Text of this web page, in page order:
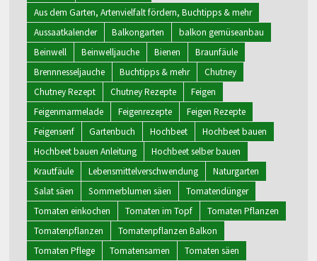
Aus dem Garten, Artenvielfalt fördern, Buchtipps & mehr
Aussaatkalender
Balkongarten
balkon gemüseanbau
Beinwell
Beinwelljauche Bienen
Braunfäule
Brennnesseljauche
Buchtipps & mehr
Chutney
Chutney Rezept
Chutney Rezepte
Feigen
Feigenmarmelade
Feigenrezepte
Feigen Rezepte
Feigensenf
Gartenbuch Hochbeet
Hochbeet bauen
Hochbeet bauen Anleitung
Hochbeet selber bauen
Krautfäule
Lebensmittelverschwendung
Naturgarten
Salat säen
Sommerblumen säen
Tomatendünger
Tomaten einkochen
Tomaten im Topf
Tomaten Pflanzen
Tomatenpflanzen
Tomatenpflanzen Balkon
Tomaten Pflege
Tomatensamen Tomaten säen